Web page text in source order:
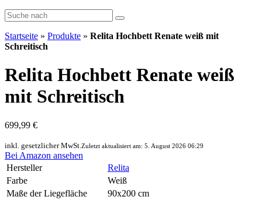
Startseite » Produkte » Relita Hochbett Renate weiß mit
Schreitisch
Relita Hochbett Renate weiß
mit Schreitisch
699,99 €
inkl. gesetzlicher MwSt. Zuletzt aktualisiert am: 5. August 2026 06:29
Bei Amazon ansehen
Hersteller
Relita
Farbe
Weiß
Maße der Liegefläche
90x200 cm